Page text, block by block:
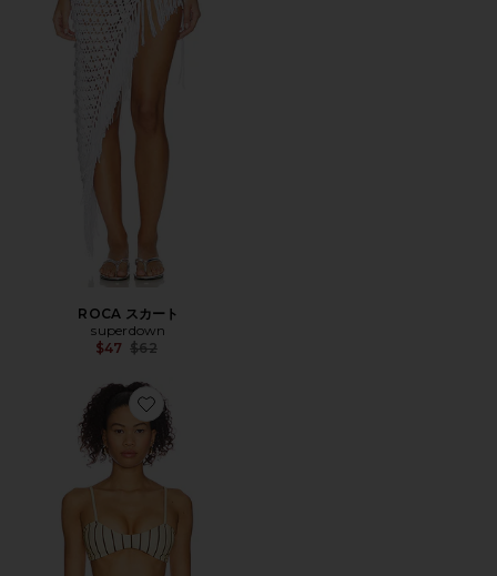
ROCA スカート
superdown
$47 Previous price:
$62
Favorite MINCA トップ